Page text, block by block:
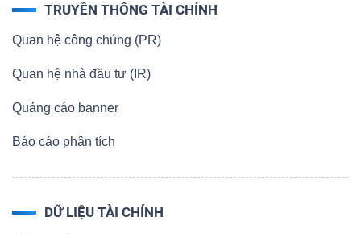
TRUYỀN THÔNG TÀI CHÍNH
Quan hệ công chúng (PR)
Quan hệ nhà đầu tư (IR)
Quảng cáo banner
Báo cáo phân tích
DỮ LIỆU TÀI CHÍNH